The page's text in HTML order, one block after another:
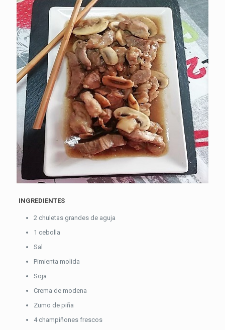
INGREDIENTES
2 chuletas grandes de aguja
1 cebolla
Sal
Pimienta molida
Soja
Crema de modena
Zumo de piña
4 champiñones frescos